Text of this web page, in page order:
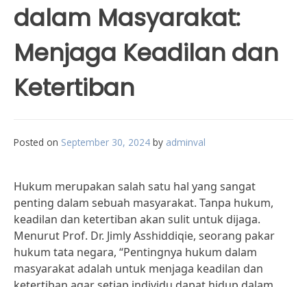
dalam Masyarakat:
Menjaga Keadilan dan
Ketertiban
Posted on September 30, 2024 by adminval
Hukum merupakan salah satu hal yang sangat
penting dalam sebuah masyarakat. Tanpa hukum,
keadilan dan ketertiban akan sulit untuk dijaga.
Menurut Prof. Dr. Jimly Asshiddiqie, seorang pakar
hukum tata negara, “Pentingnya hukum dalam
masyarakat adalah untuk menjaga keadilan dan